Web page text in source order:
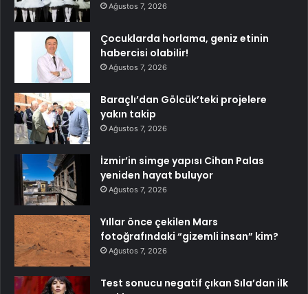
Ağustos 7, 2026
Çocuklarda horlama, geniz etinin
habercisi olabilir!
Ağustos 7, 2026
Baraçlı’dan Gölcük’teki projelere
yakın takip
Ağustos 7, 2026
İzmir’in simge yapısı Cihan Palas
yeniden hayat buluyor
Ağustos 7, 2026
Yıllar önce çekilen Mars
fotoğrafındaki “gizemli insan” kim?
Ağustos 7, 2026
Test sonucu negatif çıkan Sıla’dan ilk